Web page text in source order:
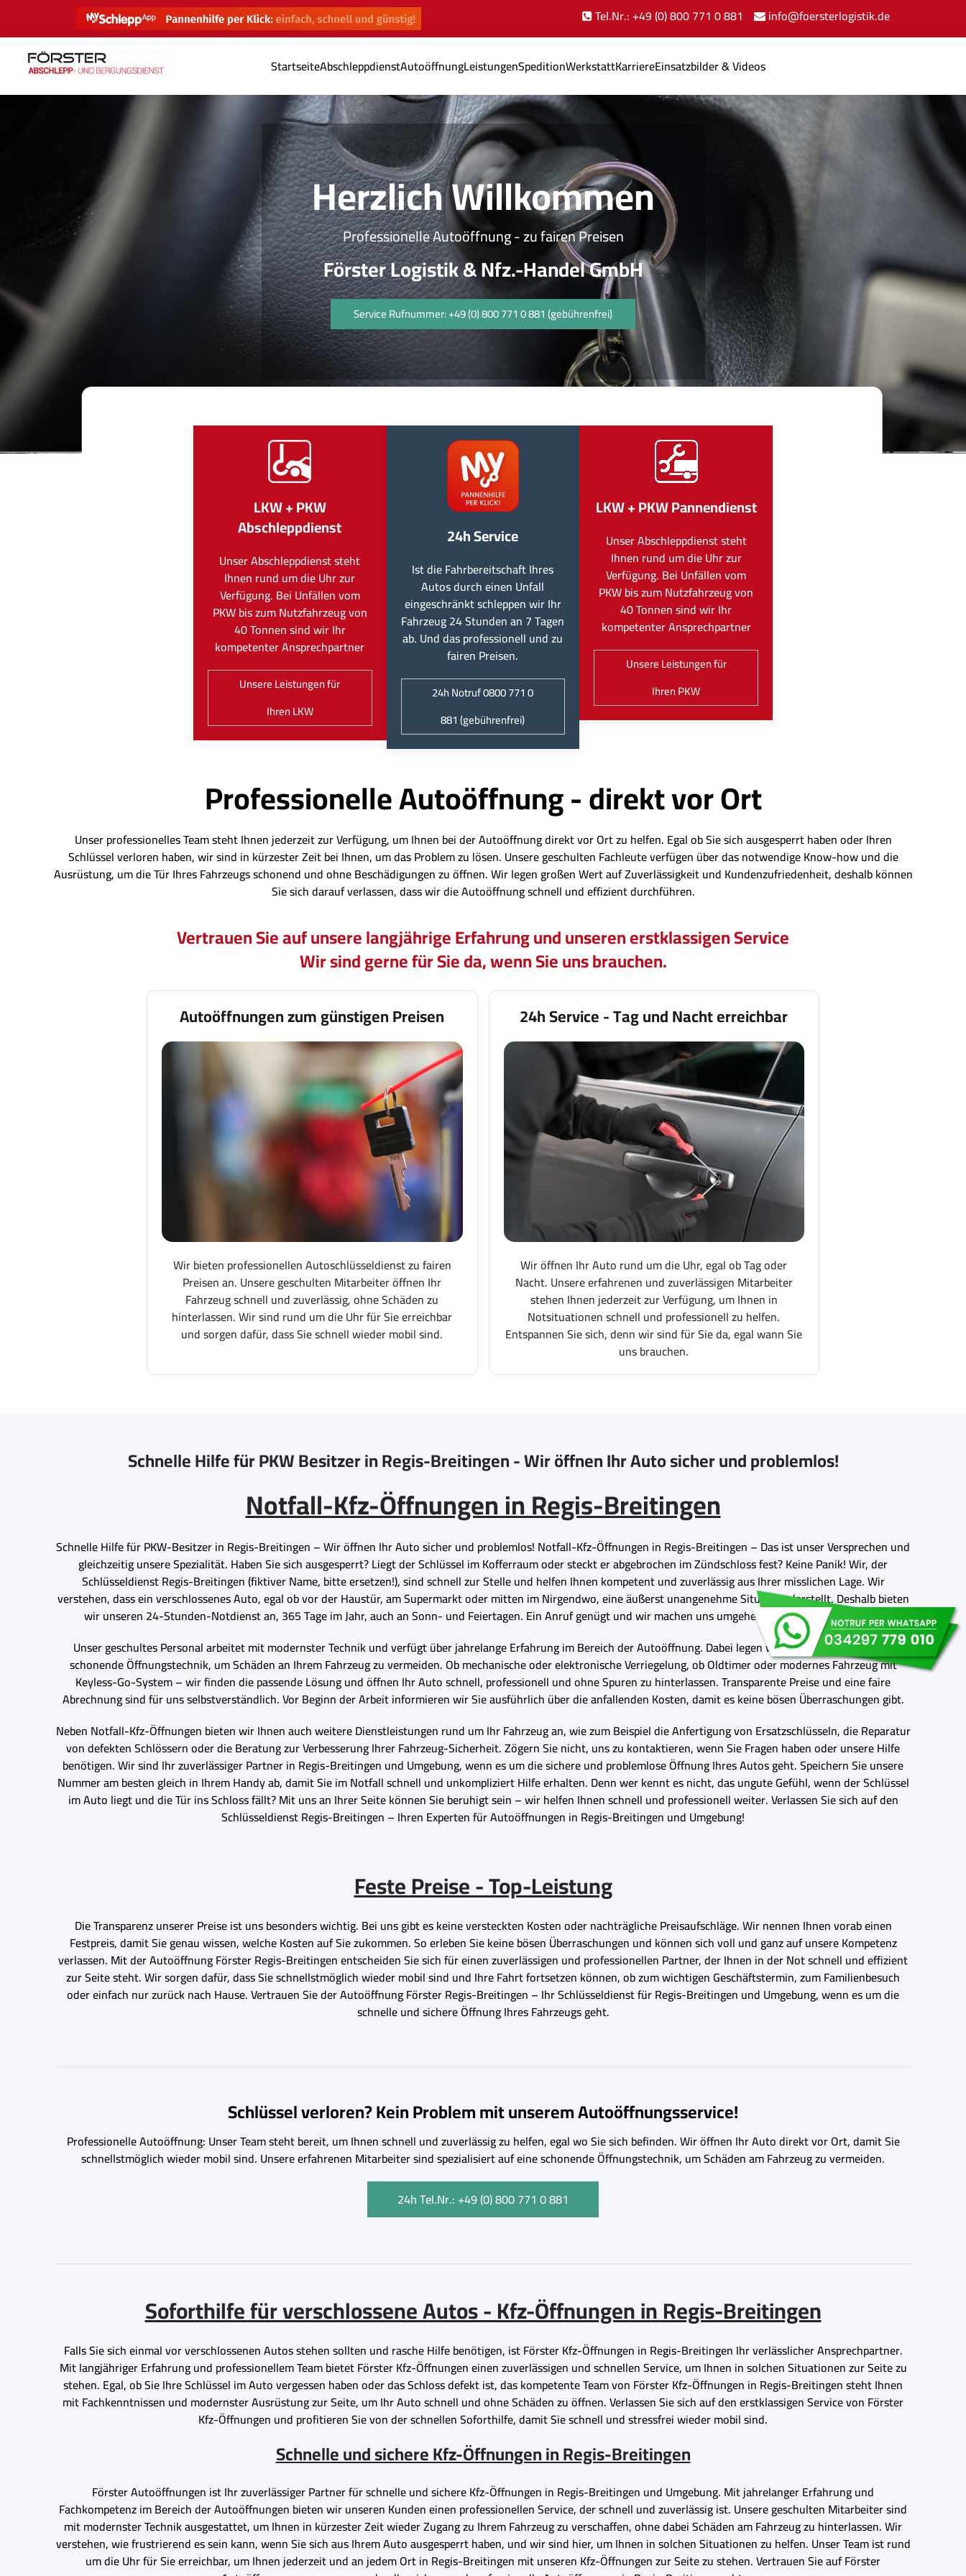
Tel.Nr.: +49 (0) 800 771 0 881 info@foersterlogistik.de
StartseiteAbschleppdienstAutoöffnungLeistungenSpeditionWerkstattKarriereEinsatzbilder & Videos
Herzlich Willkommen
Professionelle Autoöffnung - zu fairen Preisen
Förster Logistik & Nfz.-Handel GmbH
Service Rufnummer: +49 (0) 800 771 0 881 (gebührenfrei)
LKW + PKW
Abschleppdienst
Unser Abschleppdienst steht
Ihnen rund um die Uhr zur
Verfügung. Bei Unfällen vom
PKW bis zum Nutzfahrzeug von
40 Tonnen sind wir Ihr
kompetenter Ansprechpartner
Unsere Leistungen für
Ihren LKW
24h Service
Ist die Fahrbereitschaft Ihres
Autos durch einen Unfall
eingeschränkt schleppen wir Ihr
Fahrzeug 24 Stunden an 7 Tagen
ab. Und das professionell und zu
fairen Preisen.
24h Notruf 0800 771 0
881 (gebührenfrei)
LKW + PKW Pannendienst
Unser Abschleppdienst steht
Ihnen rund um die Uhr zur
Verfügung. Bei Unfällen vom
PKW bis zum Nutzfahrzeug von
40 Tonnen sind wir Ihr
kompetenter Ansprechpartner
Unsere Leistungen für
Ihren PKW
Professionelle Autoöffnung - direkt vor Ort
Unser professionelles Team steht Ihnen jederzeit zur Verfügung, um Ihnen bei der Autoöffnung direkt vor Ort zu helfen. Egal ob Sie sich ausgesperrt haben oder Ihren
Schlüssel verloren haben, wir sind in kürzester Zeit bei Ihnen, um das Problem zu lösen. Unsere geschulten Fachleute verfügen über das notwendige Know-how und die
Ausrüstung, um die Tür Ihres Fahrzeugs schonend und ohne Beschädigungen zu öffnen. Wir legen großen Wert auf Zuverlässigkeit und Kundenzufriedenheit, deshalb können
Sie sich darauf verlassen, dass wir die Autoöffnung schnell und effizient durchführen.
Vertrauen Sie auf unsere langjährige Erfahrung und unseren erstklassigen Service
Wir sind gerne für Sie da, wenn Sie uns brauchen.
Autoöffnungen zum günstigen Preisen
Wir bieten professionellen Autoschlüsseldienst zu fairen
Preisen an. Unsere geschulten Mitarbeiter öffnen Ihr
Fahrzeug schnell und zuverlässig, ohne Schäden zu
hinterlassen. Wir sind rund um die Uhr für Sie erreichbar
und sorgen dafür, dass Sie schnell wieder mobil sind.
24h Service - Tag und Nacht erreichbar
Wir öffnen Ihr Auto rund um die Uhr, egal ob Tag oder
Nacht. Unsere erfahrenen und zuverlässigen Mitarbeiter
stehen Ihnen jederzeit zur Verfügung, um Ihnen in
Notsituationen schnell und professionell zu helfen.
Entspannen Sie sich, denn wir sind für Sie da, egal wann Sie
uns brauchen.
Schnelle Hilfe für PKW Besitzer in Regis-Breitingen - Wir öffnen Ihr Auto sicher und problemlos!
Notfall-Kfz-Öffnungen in Regis-Breitingen
Schnelle Hilfe für PKW-Besitzer in Regis-Breitingen – Wir öffnen Ihr Auto sicher und problemlos! Notfall-Kfz-Öffnungen in Regis-Breitingen – Das ist unser Versprechen und
gleichzeitig unsere Spezialität. Haben Sie sich ausgesperrt? Liegt der Schlüssel im Kofferraum oder steckt er abgebrochen im Zündschloss fest? Keine Panik! Wir, der
Schlüsseldienst Regis-Breitingen (fiktiver Name, bitte ersetzen!), sind schnell zur Stelle und helfen Ihnen kompetent und zuverlässig aus Ihrer misslichen Lage. Wir
verstehen, dass ein verschlossenes Auto, egal ob vor der Haustür, am Supermarkt oder mitten im Nirgendwo, eine äußerst unangenehme Situation darstellt. Deshalb bieten
wir unseren 24-Stunden-Notdienst an, 365 Tage im Jahr, auch an Sonn- und Feiertagen. Ein Anruf genügt und wir machen uns umgehend auf den Weg zu Ihnen.
Unser geschultes Personal arbeitet mit modernster Technik und verfügt über jahrelange Erfahrung im Bereich der Autoöffnung. Dabei legen wir größten Wert auf eine
schonende Öffnungstechnik, um Schäden an Ihrem Fahrzeug zu vermeiden. Ob mechanische oder elektronische Verriegelung, ob Oldtimer oder modernes Fahrzeug mit
Keyless-Go-System – wir finden die passende Lösung und öffnen Ihr Auto schnell, professionell und ohne Spuren zu hinterlassen. Transparente Preise und eine faire
Abrechnung sind für uns selbstverständlich. Vor Beginn der Arbeit informieren wir Sie ausführlich über die anfallenden Kosten, damit es keine bösen Überraschungen gibt.
Neben Notfall-Kfz-Öffnungen bieten wir Ihnen auch weitere Dienstleistungen rund um Ihr Fahrzeug an, wie zum Beispiel die Anfertigung von Ersatzschlüsseln, die Reparatur
von defekten Schlössern oder die Beratung zur Verbesserung Ihrer Fahrzeug-Sicherheit. Zögern Sie nicht, uns zu kontaktieren, wenn Sie Fragen haben oder unsere Hilfe
benötigen. Wir sind Ihr zuverlässiger Partner in Regis-Breitingen und Umgebung, wenn es um die sichere und problemlose Öffnung Ihres Autos geht. Speichern Sie unsere
Nummer am besten gleich in Ihrem Handy ab, damit Sie im Notfall schnell und unkompliziert Hilfe erhalten. Denn wer kennt es nicht, das ungute Gefühl, wenn der Schlüssel
im Auto liegt und die Tür ins Schloss fällt? Mit uns an Ihrer Seite können Sie beruhigt sein – wir helfen Ihnen schnell und professionell weiter. Verlassen Sie sich auf den
Schlüsseldienst Regis-Breitingen – Ihren Experten für Autoöffnungen in Regis-Breitingen und Umgebung!
Feste Preise - Top-Leistung
Die Transparenz unserer Preise ist uns besonders wichtig. Bei uns gibt es keine versteckten Kosten oder nachträgliche Preisaufschläge. Wir nennen Ihnen vorab einen
Festpreis, damit Sie genau wissen, welche Kosten auf Sie zukommen. So erleben Sie keine bösen Überraschungen und können sich voll und ganz auf unsere Kompetenz
verlassen. Mit der Autoöffnung Förster Regis-Breitingen entscheiden Sie sich für einen zuverlässigen und professionellen Partner, der Ihnen in der Not schnell und effizient
zur Seite steht. Wir sorgen dafür, dass Sie schnellstmöglich wieder mobil sind und Ihre Fahrt fortsetzen können, ob zum wichtigen Geschäftstermin, zum Familienbesuch
oder einfach nur zurück nach Hause. Vertrauen Sie der Autoöffnung Förster Regis-Breitingen – Ihr Schlüsseldienst für Regis-Breitingen und Umgebung, wenn es um die
schnelle und sichere Öffnung Ihres Fahrzeugs geht.
Schlüssel verloren? Kein Problem mit unserem Autoöffnungsservice!
Professionelle Autoöffnung: Unser Team steht bereit, um Ihnen schnell und zuverlässig zu helfen, egal wo Sie sich befinden. Wir öffnen Ihr Auto direkt vor Ort, damit Sie
schnellstmöglich wieder mobil sind. Unsere erfahrenen Mitarbeiter sind spezialisiert auf eine schonende Öffnungstechnik, um Schäden am Fahrzeug zu vermeiden.
24h Tel.Nr.: +49 (0) 800 771 0 881
Soforthilfe für verschlossene Autos - Kfz-Öffnungen in Regis-Breitingen
Falls Sie sich einmal vor verschlossenen Autos stehen sollten und rasche Hilfe benötigen, ist Förster Kfz-Öffnungen in Regis-Breitingen Ihr verlässlicher Ansprechpartner.
Mit langjähriger Erfahrung und professionellem Team bietet Förster Kfz-Öffnungen einen zuverlässigen und schnellen Service, um Ihnen in solchen Situationen zur Seite zu
stehen. Egal, ob Sie Ihre Schlüssel im Auto vergessen haben oder das Schloss defekt ist, das kompetente Team von Förster Kfz-Öffnungen in Regis-Breitingen steht Ihnen
mit Fachkenntnissen und modernster Ausrüstung zur Seite, um Ihr Auto schnell und ohne Schäden zu öffnen. Verlassen Sie sich auf den erstklassigen Service von Förster
Kfz-Öffnungen und profitieren Sie von der schnellen Soforthilfe, damit Sie schnell und stressfrei wieder mobil sind.
Schnelle und sichere Kfz-Öffnungen in Regis-Breitingen
Förster Autoöffnungen ist Ihr zuverlässiger Partner für schnelle und sichere Kfz-Öffnungen in Regis-Breitingen und Umgebung. Mit jahrelanger Erfahrung und
Fachkompetenz im Bereich der Autoöffnungen bieten wir unseren Kunden einen professionellen Service, der schnell und zuverlässig ist. Unsere geschulten Mitarbeiter sind
mit modernster Technik ausgestattet, um Ihnen in kürzester Zeit wieder Zugang zu Ihrem Fahrzeug zu verschaffen, ohne dabei Schäden am Fahrzeug zu hinterlassen. Wir
verstehen, wie frustrierend es sein kann, wenn Sie sich aus Ihrem Auto ausgesperrt haben, und wir sind hier, um Ihnen in solchen Situationen zu helfen. Unser Team ist rund
um die Uhr für Sie erreichbar, um Ihnen jederzeit und an jedem Ort in Regis-Breitingen mit unseren Kfz-Öffnungen zur Seite zu stehen. Vertrauen Sie auf Förster